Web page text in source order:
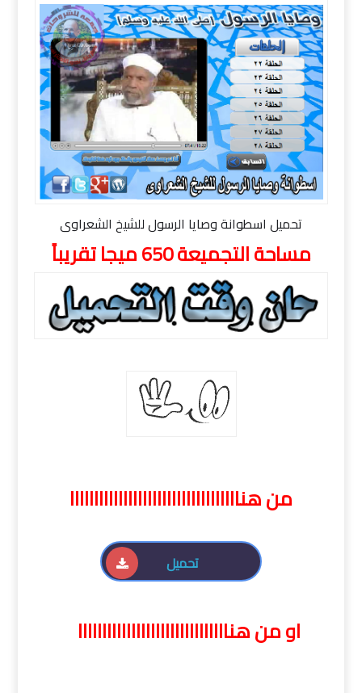
تحميل اسطوانة وصايا الرسول للشيخ الشعراوى
مساحة التجميعة 650 ميجا تقريباً
من هنااااااااااااااااااااااااااااااااااا
تحميل
او من هنااااااااااااااااااااااااااااااا